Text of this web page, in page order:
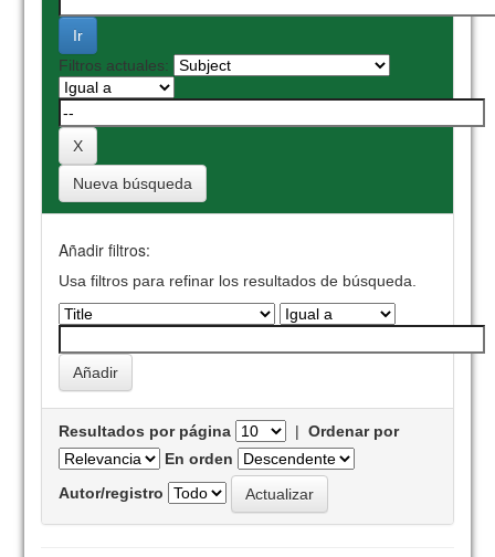
Filtros actuales:
Nueva búsqueda
Añadir filtros:
Usa filtros para refinar los resultados de búsqueda.
Resultados por página |Ordenar por
En orden
Autor/registro